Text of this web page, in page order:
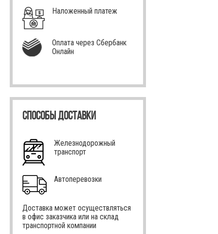
Наложенный платеж
Оплата через Сбербанк
Онлайн
СПОСОБЫ ДОСТАВКИ
Железнодорожный
транспорт
Автоперевозки
Доставка может осуществляться
в офис заказчика или на склад
транспортной компании